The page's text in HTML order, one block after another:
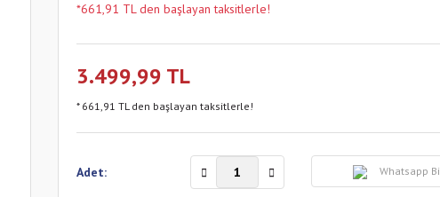
*661,91 TL den başlayan taksitlerle!
3.499,99 TL
* 661,91 TL den başlayan taksitlerle!
Adet: Whatsapp